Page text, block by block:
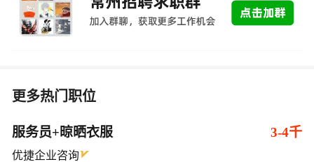
更多热门职位
服务员+晾晒衣服 3-4千
优捷企业咨询